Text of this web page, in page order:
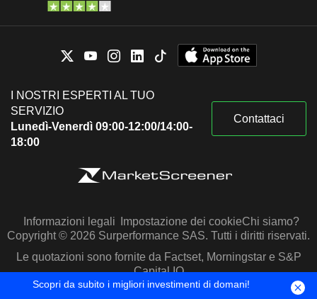
I NOSTRI ESPERTI AL TUO
SERVIZIO
Lunedì-Venerdì 09:00-12:00/14:00-
18:00
Contattaci
Informazioni legali Impostazione dei cookieChi siamo?
Copyright © 2026 Surperformance SAS. Tutti i diritti riservati.
Le quotazioni sono fornite da Factset, Morningstar e S&P
Capital IQ
Scopri da subito i migliori investimenti di domani!